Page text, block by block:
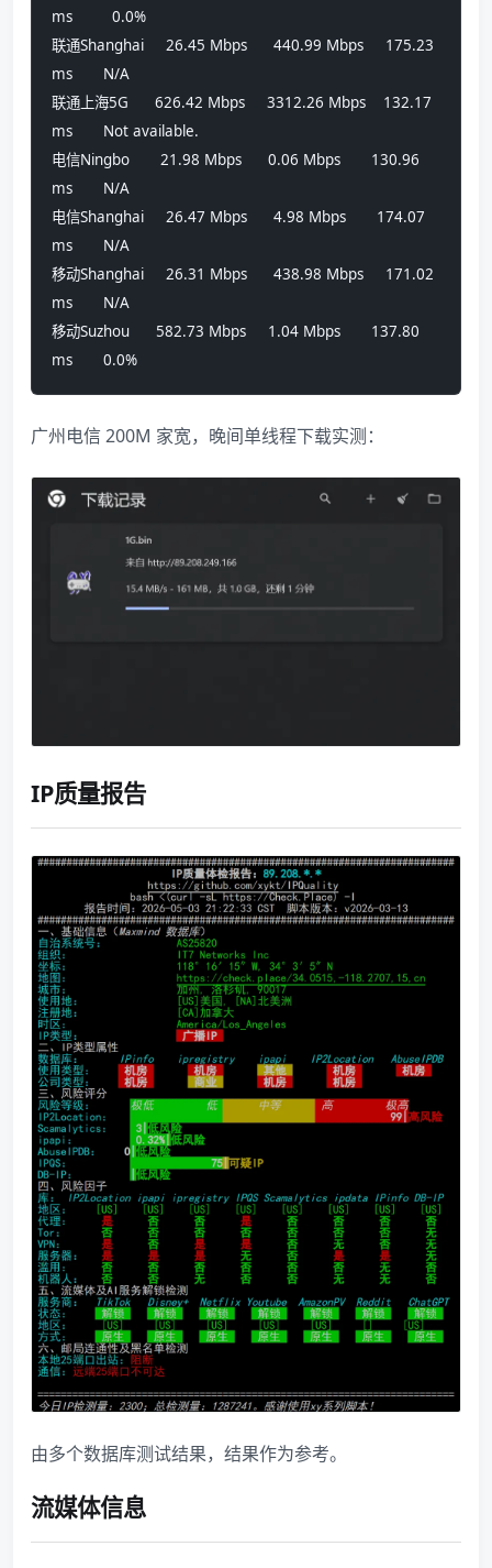
ms         0.0%
联通Shanghai     26.45 Mbps      440.99 Mbps     175.23
ms       N/A
联通上海5G      626.42 Mbps     3312.26 Mbps    132.17
ms       Not available.
电信Ningbo       21.98 Mbps      0.06 Mbps       130.96
ms       N/A
电信Shanghai     26.47 Mbps      4.98 Mbps       174.07
ms       N/A
移动Shanghai     26.31 Mbps      438.98 Mbps     171.02
ms       N/A
移动Suzhou      582.73 Mbps     1.04 Mbps       137.80
ms       0.0%
广州电信 200M 家宽，晚间单线程下载实测：
IP质量报告
由多个数据库测试结果，结果作为参考。
流媒体信息